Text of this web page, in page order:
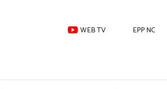
WEB TV EPP NC